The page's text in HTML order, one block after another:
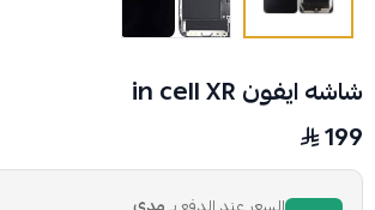
شاشه ايفون in cell XR
199